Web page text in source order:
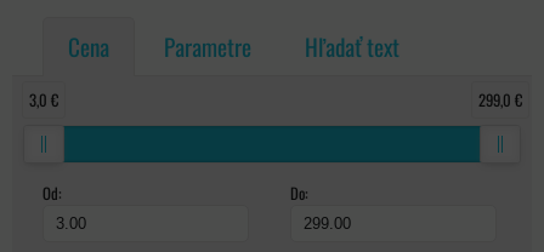
Cena
Parametre Hľadať text
Od: Do:
3,0 € 299,0 €